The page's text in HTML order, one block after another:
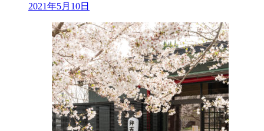
2021年5月10日